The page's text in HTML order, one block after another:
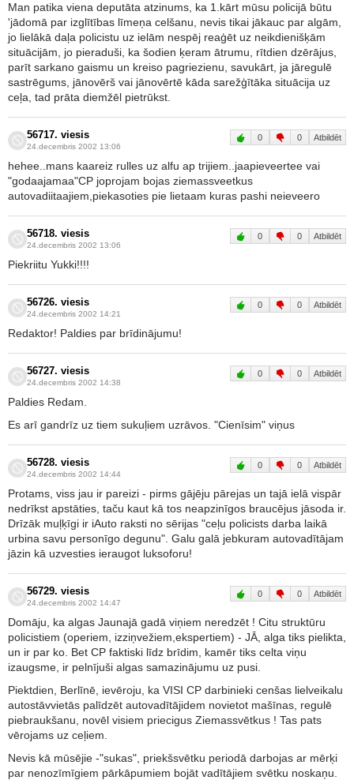
Man patika viena deputāta atzinums, ka 1.kārt mūsu policijā būtu
'jādomā par izglītības līmeņa celšanu, nevis tikai jākauc par algām,
jo lielākā daļa policistu uz ielām nespēj reaģēt uz neikdienišķām
situācijām, jo pieraduši, ka šodien ķeram ātrumu, rītdien dzērājus,
parīt sarkano gaismu un kreiso pagriezienu, savukārt, ja jāregulē
sastrēgums, jānovērš vai jānovērtē kāda sarežģītāka situācija uz
ceļa, tad prāta diemžēl pietrūkst.
56717. viesis
24.decembris 2002 13:06
0 0 Atbildēt
hehee..mans kaareiz rulles uz alfu ap trijiem..jaapieveertee vai
"godaajamaa"CP joprojam bojas ziemassveetkus
autovadiitaajiem,piekasoties pie lietaam kuras pashi neieveero
56718. viesis
24.decembris 2002 13:06
0 0 Atbildēt
Piekriitu Yukki!!!!
56726. viesis
24.decembris 2002 14:21
0 0 Atbildēt
Redaktor! Paldies par brīdinājumu!
56727. viesis
24.decembris 2002 14:38
0 0 Atbildēt
Paldies Redam.
Es arī gandrīz uz tiem sukuļiem uzrāvos. "Cienīsim" viņus
56728. viesis
24.decembris 2002 14:44
0 0 Atbildēt
Protams, viss jau ir pareizi - pirms gājēju pārejas un tajā ielā vispār
nedrīkst apstāties, taču kaut kā tos neapzinīgos braucējus jāsoda ir.
Drīzāk muļķīgi ir iAuto raksti no sērijas "ceļu policists darba laikā
urbina savu personīgo degunu". Galu galā jebkuram autovadītājam
jāzin kā uzvesties ieraugot luksoforu!
56729. viesis
24.decembris 2002 14:47
0 0 Atbildēt
Domāju, ka algas Jaunajā gadā viņiem neredzēt ! Citu struktūru
policistiem (operiem, izziņvežiem,ekspertiem) - JĀ, alga tiks pielikta,
un ir par ko. Bet CP faktiski līdz brīdim, kamēr tiks celta viņu
izaugsme, ir pelnījuši algas samazinājumu uz pusi.
Piektdien, Berlīnē, ievēroju, ka VISI CP darbinieki cenšas lielveikalu
autostāvvietās palīdzēt autovadītājidem novietot mašīnas, regulē
piebraukšanu, novēl visiem priecigus Ziemassvētkus ! Tas pats
vērojams uz ceļiem.
Nevis kā mūsējie -"sukas", priekšsvētku periodā darbojas ar mērķi
par nenozīmīgiem pārkāpumiem bojāt vadītājiem svētku noskaņu.